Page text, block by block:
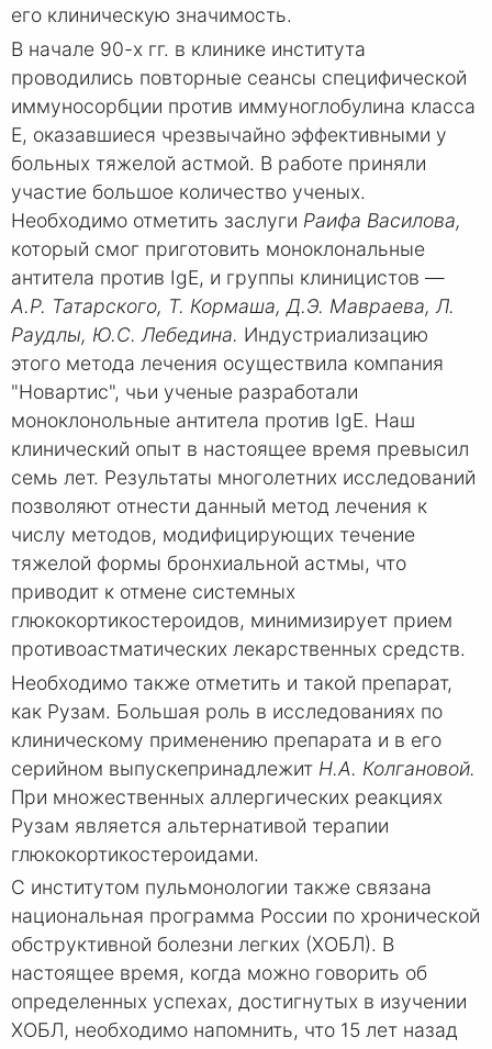
его клиническую значимость.
В начале 90-х гг. в клинике института
проводились повторные сеансы специфической
иммуносорбции против иммуноглобулина класса
Е, оказавшиеся чрезвычайно эффективными у
больных тяжелой астмой. В работе приняли
участие большое количество ученых.
Необходимо отметить заслуги Раифа Василова,
который смог приготовить моноклональные
антитела против IgE, и группы клиницистов —
А.Р. Татарского, Т. Кормаша, Д.Э. Мавраева, Л.
Раудлы, Ю.С. Лебедина. Индустриализацию
этого метода лечения осуществила компания
"Новартис", чьи ученые разработали
моноклонольные антитела против IgE. Наш
клинический опыт в настоящее время превысил
семь лет. Результаты многолетних исследований
позволяют отнести данный метод лечения к
числу методов, модифицирующих течение
тяжелой формы бронхиальной астмы, что
приводит к отмене системных
глюкокортикостероидов, минимизирует прием
противоастматических лекарственных средств.
Необходимо также отметить и такой препарат,
как Рузам. Большая роль в исследованиях по
клиническому применению препарата и в его
серийном выпускепринадлежит Н.А. Колгановой.
При множественных аллергических реакциях
Рузам является альтернативой терапии
глюкокортикостероидами.
С институтом пульмонологии также связана
национальная программа России по хронической
обструктивной болезни легких (ХОБЛ). В
настоящее время, когда можно говорить об
определенных успехах, достигнутых в изучении
ХОБЛ, необходимо напомнить, что 15 лет назад